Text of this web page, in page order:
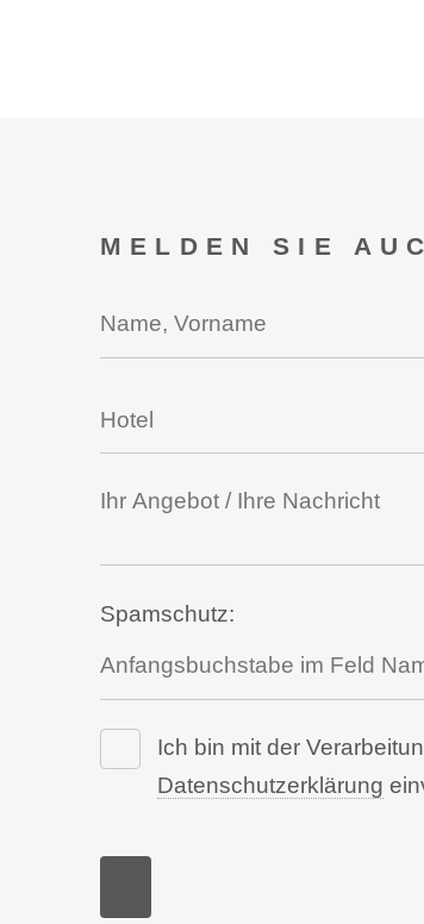
MELDEN SIE
Spamschutz:
Ich bin mit der
Datenschutzerklärung